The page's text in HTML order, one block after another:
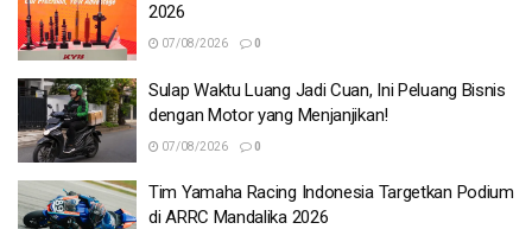
2026
07/08/2026 0
Sulap Waktu Luang Jadi Cuan, Ini Peluang Bisnis
dengan Motor yang Menjanjikan!
07/08/2026 0
Tim Yamaha Racing Indonesia Targetkan Podium
di ARRC Mandalika 2026